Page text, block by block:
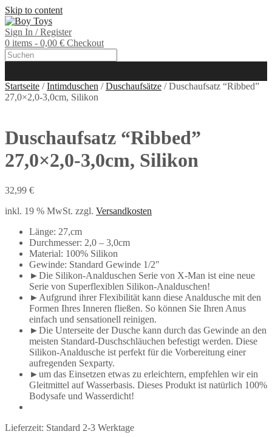
Skip to content
Sign In / Register
0 items - 0,00 € Checkout
Startseite /Intimduschen /Duschaufsätze / Duschaufsatz “Ribbed”
27,0×2,0-3,0cm, Silikon
Duschaufsatz “Ribbed”
27,0×2,0-3,0cm, Silikon
32,99 €
inkl. 19 % MwSt. zzgl. Versandkosten
Länge: 27,cm
Durchmesser: 2,0 – 3,0cm
Material: 100% Silikon
Gewinde: Standard Gewinde 1/2″
►Die Silikon-Analduschen Serie von X-Man ist eine neue
Serie von Superflexiblen Silikon-Analduschen!
►Aufgrund ihrer Flexibilität kann diese Analdusche mit den
Formen Ihres Inneren fließen. So können Sie Ihren Anus
einfach und sensationell reinigen.
►Die Unterseite der Dusche kann durch das Gewinde an den
meisten Standard-Duschschläuchen befestigt werden. Diese
Silikon-Analdusche ist perfekt für die Vorbereitung einer
aufregenden Sexparty.
►um das Einsetzen etwas zu erleichtern, empfehlen wir ein
Gleitmittel auf Wasserbasis. Dieses Produkt ist natürlich 100%
Bodysafe und Wasserdicht!
Lieferzeit: Standard 2-3 Werktage